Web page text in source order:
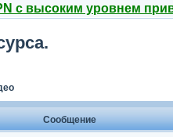
с высоким уровнем
Сообщение